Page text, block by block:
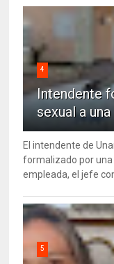
4
Intendente
sexual a
El intendente de
formalizado por una
empleada, el jefe
5